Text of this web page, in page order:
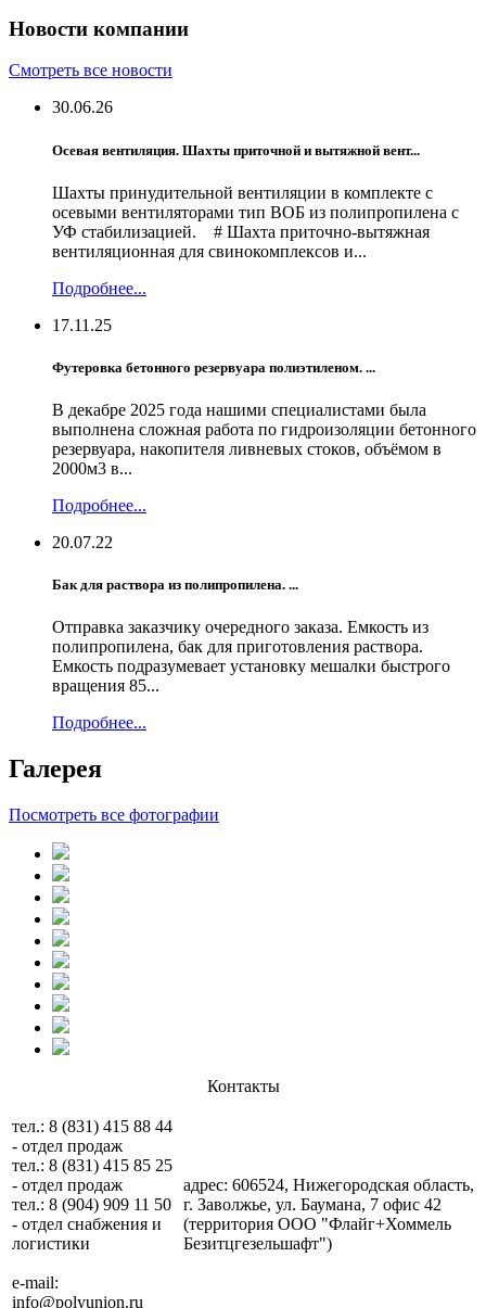
Новости компании
Смотреть все новости
30.06.26
Осевая вентиляция. Шахты приточной и вытяжной вент...
Шахты принудительной вентиляции в комплекте с
осевыми вентиляторами тип ВОБ из полипропилена с
УФ стабилизацией. # Шахта приточно-вытяжная
вентиляционная для свинокомплексов и...
Подробнее...
17.11.25
Футеровка бетонного резервуара полиэтиленом. ...
В декабре 2025 года нашими специалистами была
выполнена сложная работа по гидроизоляции бетонного
резервуара, накопителя ливневых стоков, объёмом в
2000м3 в...
Подробнее...
20.07.22
Бак для раствора из полипропилена. ...
Отправка заказчику очередного заказа. Емкость из
полипропилена, бак для приготовления раствора.
Емкость подразумевает установку мешалки быстрого
вращения 85...
Подробнее...
Галерея
Посмотреть все фотографии
Контакты
тел.: 8 (831) 415 88 44
- отдел продаж
тел.: 8 (831) 415 85 25
- отдел продаж
тел.: 8 (904) 909 11 50
- отдел снабжения и
логистики
e-mail:
info@polyunion.ru
адрес: 606524, Нижегородская область,
г. Заволжье, ул. Баумана, 7 офис 42
(территория ООО "Флайг+Хоммель
Безитцгезельшафт")